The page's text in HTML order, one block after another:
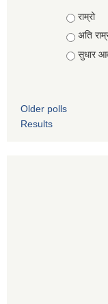
Choices
राम्रो
अति
सुधार
Older polls
Results